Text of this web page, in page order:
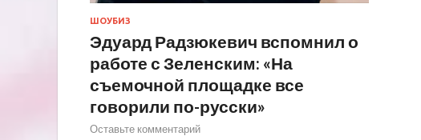
ШОУБИЗ
Эдуард Радзюкевич вспомнил о
работе с Зеленским: «На
съемочной площадке все
говорили по-русски»
Оставьте комментарий